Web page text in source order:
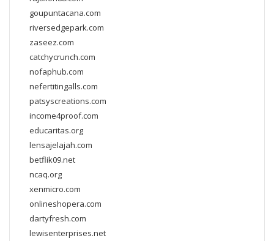
goupuntacana.com
riversedgepark.com
zaseez.com
catchycrunch.com
nofaphub.com
nefertitingalls.com
patsyscreations.com
income4proof.com
educaritas.org
lensajelajah.com
betflik09.net
ncaq.org
xenmicro.com
onlineshopera.com
dartyfresh.com
lewisenterprises.net